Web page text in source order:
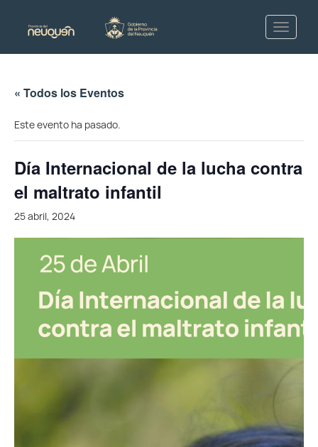
« Todos los Eventos
Este evento ha pasado.
Día Internacional de la lucha contra
el maltrato infantil
25 abril, 2024